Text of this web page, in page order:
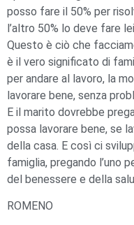
posso fare il 50% per
l’altro 50% lo deve fare
Questo è ciò che
è il vero significato di
per andare al lavoro, la
lavorare bene, senza
E il marito dovrebbe
possa lavorare bene, se
della casa. E così ci
famiglia, pregando l’uno
del benessere e della
ROMENO